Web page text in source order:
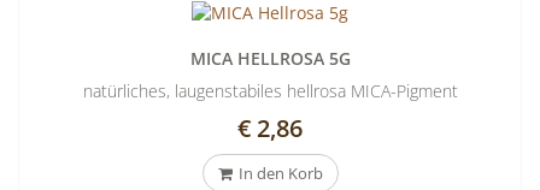
MICA HELLROSA 5G
natürliches, laugenstabiles hellrosa MICA-Pigment
€ 2,86
In den Korb